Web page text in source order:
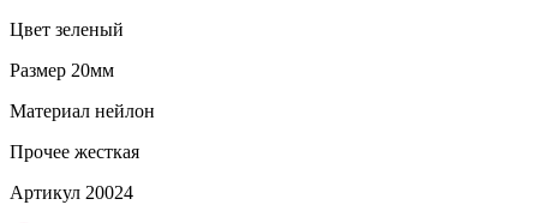
Цвет зеленый
Размер 20мм
Материал нейлон
Прочее жесткая
Артикул 20024